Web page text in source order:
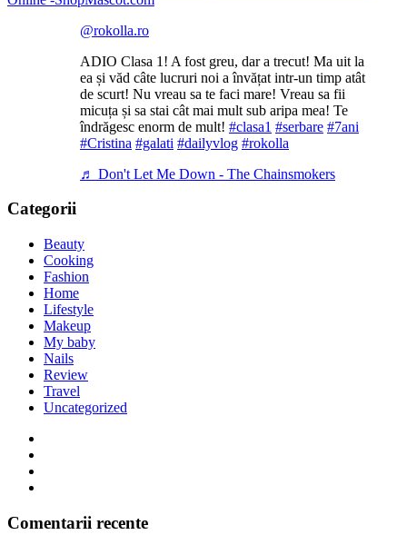
@rokolla.ro
ADIO Clasa 1! A fost greu, dar a trecut! Ma uit la
ea și văd câte lucruri noi a învățat intr-un timp atât
de scurt! Nu vreau sa te faci mare! Vreau sa fii
micuța și sa stai cât mai mult sub aripa mea! Te
îndrăgesc enorm de mult! #clasa1 #serbare #7ani
#Cristina #galati #dailyvlog #rokolla
♬ Don't Let Me Down - The Chainsmokers
Categorii
Beauty
Cooking
Fashion
Home
Lifestyle
Makeup
My baby
Nails
Review
Travel
Uncategorized
Comentarii recente